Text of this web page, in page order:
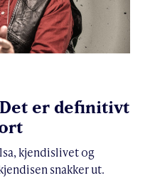
Det er definitivt
kjendislivet og
snakker ut.